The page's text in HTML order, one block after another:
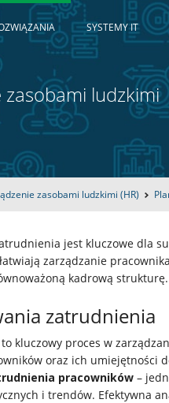
SYSTEMY IT
zasobami ludzkimi
zasobami ludzkimi (HR)
jest kluczowe dla
zarządzanie
kadrową strukturę.
zatrudnienia
kluczowy proces w
oraz ich umiejętności
pracowników –
i trendów. Efektywna